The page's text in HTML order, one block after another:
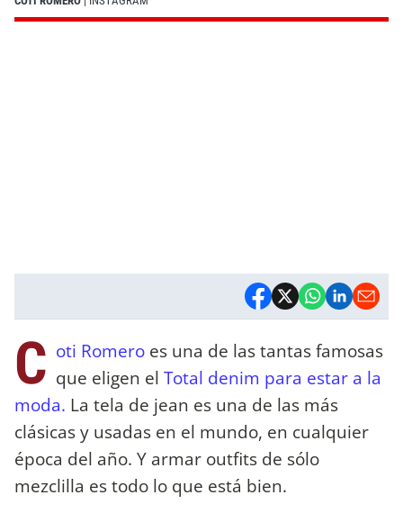
C oti Romero es una de las tantas famosas
que eligen el Total denim para estar a la
moda. La tela de jean es una de las más
clásicas y usadas en el mundo, en cualquier
época del año. Y armar outfits de sólo
mezclilla es todo lo que está bien.